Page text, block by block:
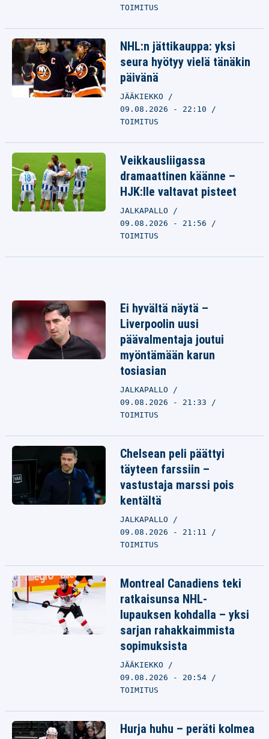
TOIMITUS
NHL:n jättikauppa: yksi
seura hyötyy vielä tänäkin
päivänä
JÄÄKIEKKO
09.08.2026 - 22:10
TOIMITUS
Veikkausliigassa
dramaattinen käänne –
HJK:lle valtavat pisteet
JALKAPALLO
09.08.2026 - 21:56
TOIMITUS
Ei hyvältä näytä –
Liverpoolin uusi
päävalmentaja joutui
myöntämään karun
tosiasian
JALKAPALLO
09.08.2026 - 21:33
TOIMITUS
Chelsean peli päättyi
täyteen farssiin –
vastustaja marssi pois
kentältä
JALKAPALLO
09.08.2026 - 21:11
TOIMITUS
Montreal Canadiens teki
ratkaisunsa NHL-
lupauksen kohdalla – yksi
sarjan rahakkaimmista
sopimuksista
JÄÄKIEKKO
09.08.2026 - 20:54
TOIMITUS
Hurja huhu – peräti kolmea